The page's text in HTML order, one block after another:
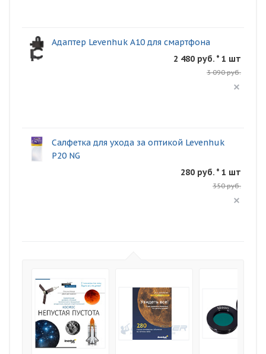
Адаптер Levenhuk A10 для смартфона
2 480 руб. * 1 шт
3 090 руб.
Салфетка для ухода за оптикой Levenhuk
P20 NG
280 руб. * 1 шт
350 руб.